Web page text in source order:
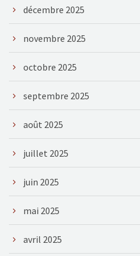
décembre 2025
novembre 2025
octobre 2025
septembre 2025
août 2025
juillet 2025
juin 2025
mai 2025
avril 2025